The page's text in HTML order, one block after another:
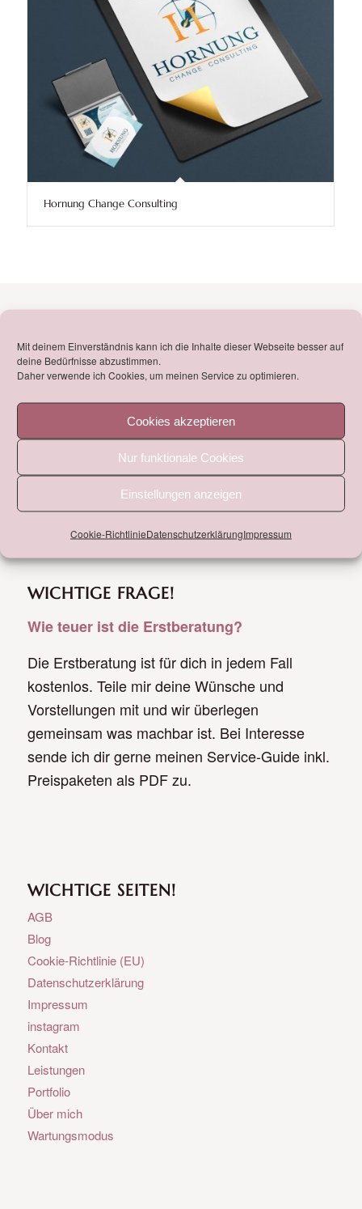
Mit deinem Einverständnis kann ich die Inhalte dieser Webseite besser auf
deine Bedürfnisse abzustimmen.
Daher verwende ich Cookies, um meinen Service zu optimieren.
Cookies akzeptieren
Nur funktionale Cookies
Einstellungen anzeigen
Cookie-RichtlinieDatenschutzerklärungImpressum
Hornung Change Consulting
WICHTIGE KONTAKTDATEN!
Fürniß_DESIGN
Emily Fürniß
Sterntalerstr. 21
D – 76297 Stutensee
mail@fuerniss-design.de
WICHTIGE FRAGE!
Wie teuer ist die Erstberatung?
Die Erstberatung ist für dich in jedem Fall
kostenlos. Teile mir deine Wünsche und
Vorstellungen mit und wir überlegen
gemeinsam was machbar ist. Bei Interesse
sende ich dir gerne meinen Service-Guide inkl.
Preispaketen als PDF zu.
WICHTIGE SEITEN!
AGB
Blog
Cookie-Richtlinie (EU)
Datenschutzerklärung
Impressum
instagram
Kontakt
Leistungen
Portfolio
Über mich
Wartungsmodus